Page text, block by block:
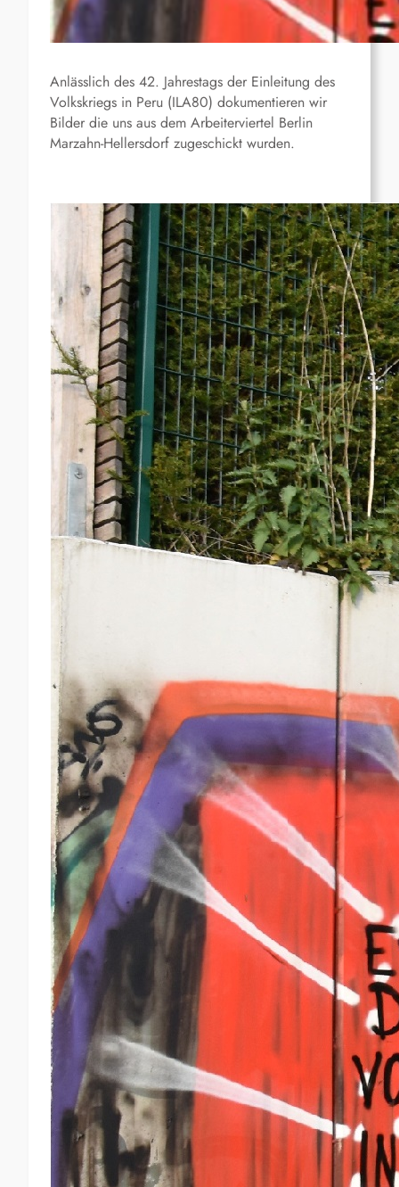
Anlässlich des 42. Jahrestags der Einleitung des
Volkskriegs in Peru (ILA80) dokumentieren wir
Bilder die uns aus dem Arbeiterviertel Berlin
Marzahn-Hellersdorf zugeschickt wurden.